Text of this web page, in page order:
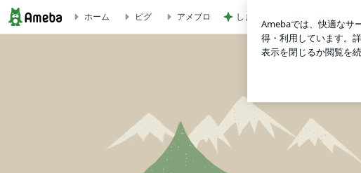
豊川でパーソナルトレーナーといえば！ | 渥美半島☆自然感察ガイド
ホーム ピグ アメブロ しまむらで買った可愛い長袖Tシ